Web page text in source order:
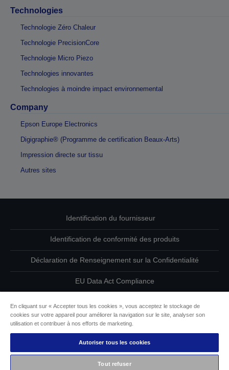
Technologies
Technologie Zéro Chaleur
Technologie PrecisionCore
Technologie Micro Piezo
Technologies innovantes
Technologies à moindre impact environnemental
Company
Epson Europe Electronics
Digigraphie® (Programme de certification Beaux-Arts)
Impression directe sur tissu
Autres sites
Identification du fournisseur
Identification de conformité des produits
Déclaration de Renseignement sur la Confidentialité
EU Data Act Compliance
Informations sur les cookies
L’engagement d’Epson pour l’accessibilité
En cliquant sur « Accepter tous les cookies », vous acceptez le stockage de
cookies sur votre appareil pour améliorer la navigation sur le site, analyser son
utilisation et contribuer à nos efforts de marketing.
Autoriser tous les cookies
Tout refuser